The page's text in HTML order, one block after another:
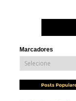
Marcadores